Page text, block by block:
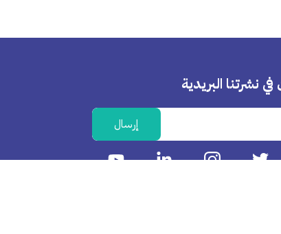
نشرتنا البريدية
إرسال